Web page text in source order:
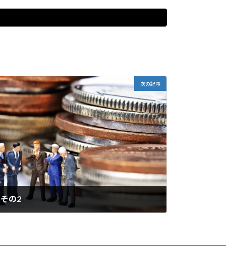
次の記事
の2